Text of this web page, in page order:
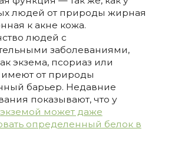
людей от природы жирная
к акне кожа.
людей с
заболеваниями,
экзема, псориаз или
имеют от природы
барьер. Недавние
показывают, что у
экземой может даже
определенный белок в